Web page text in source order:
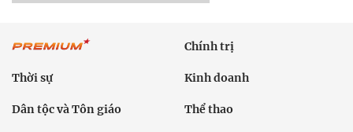
Chính trị
Thời sự Kinh doanh
Dân tộc và Tôn giáo Thể thao